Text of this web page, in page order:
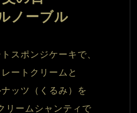
ノーブル
スポンジケーキで、
ートクリームと
ッツ（くるみ）を
リームシャンティで